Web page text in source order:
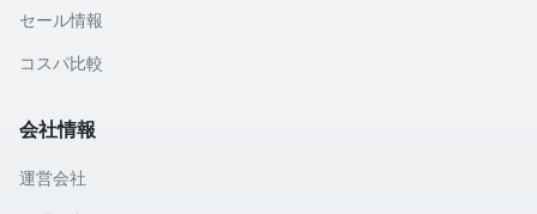
セール情報
コスパ比較
会社情報
運営会社